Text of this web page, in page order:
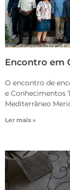
Encontro em
O encontro de
e Conhecimentos
Mediterrâneo
Ler mais »